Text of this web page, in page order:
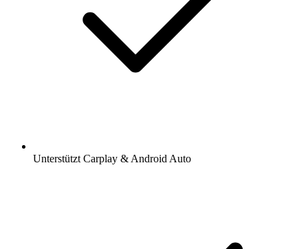
Unterstützt Carplay & Android Auto